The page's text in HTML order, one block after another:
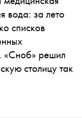
вода: за лето
списков
«Сноб» решил
столицу так